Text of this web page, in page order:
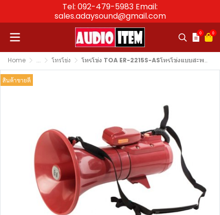
Tel: 092-479-5983 Email:
sales.adaysound@gmail.com
0 0
Home ... โทรโข่ง โทรโข่ง TOA ER-2215S-ASโทรโข่งแบบสะพายไหล่กำลังขับ15วัตต์ มีเสียงไซเรน
สินค้าขายดี